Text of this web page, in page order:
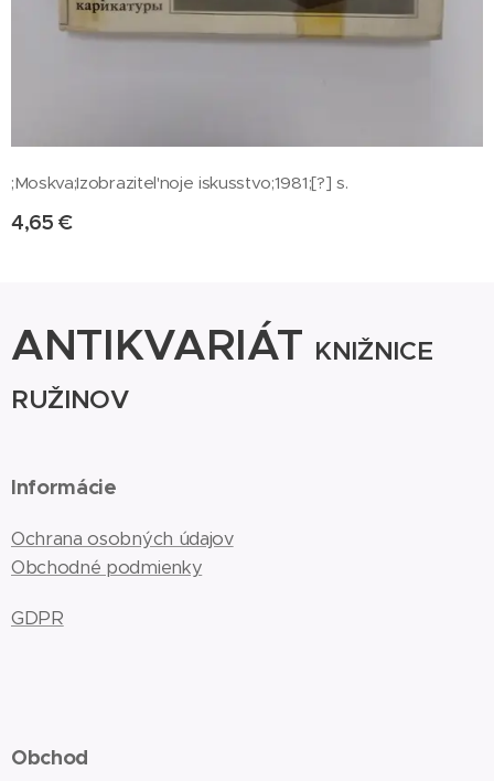
;Moskva;Izobrazitel'noje iskusstvo;1981;[?] s.
4,65 €
ANTIKVARIÁT KNIŽNICE
RUŽINOV
Informácie
Ochrana osobných údajov
Obchodné podmienky
GDPR
Obchod